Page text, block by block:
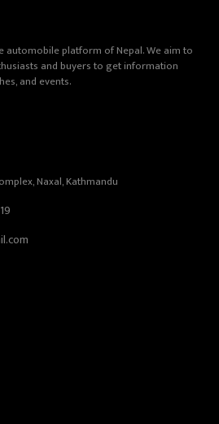
platform of Nepal. We aim to
and buyers to get information
and events.
Naxal, Kathmandu